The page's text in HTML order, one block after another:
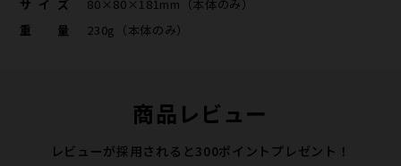
サイズ
80×80×181mm（本体のみ）
重量
230g（本体のみ）
商品レビュー
レビューが採用されると300ポイントプレゼント！